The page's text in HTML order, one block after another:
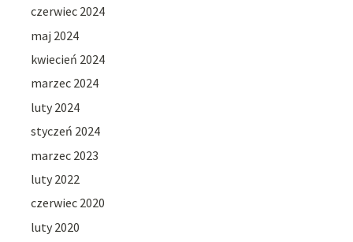
czerwiec 2024
maj 2024
kwiecień 2024
marzec 2024
luty 2024
styczeń 2024
marzec 2023
luty 2022
czerwiec 2020
luty 2020